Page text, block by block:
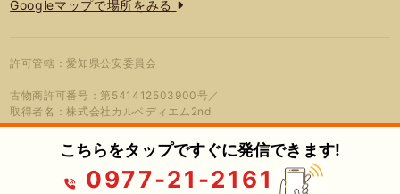
Googleマップで場所をみる
許可管轄：愛知県公安委員会
古物商許可番号：第541412503900号／
取得者名：株式会社カルペディエム2nd
プライバシーポリシー 蓮営会社
© 2026年 総合リユースショップ リサ
イクルマート エコパーク別府店
こちらをタップですぐに発信できます!
0977-21-2161